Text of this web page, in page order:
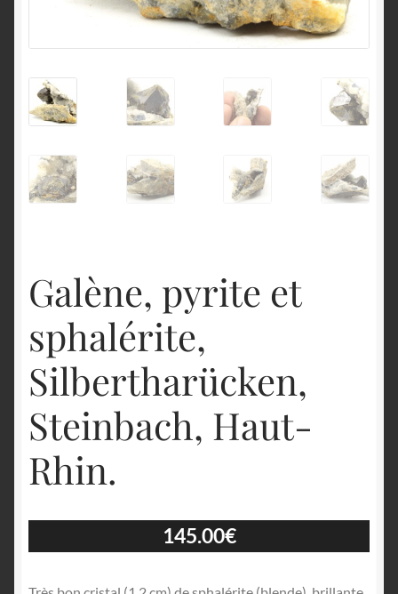
Galène, pyrite et
sphalérite,
Silbertharücken,
Steinbach, Haut-
Rhin.
145.00€